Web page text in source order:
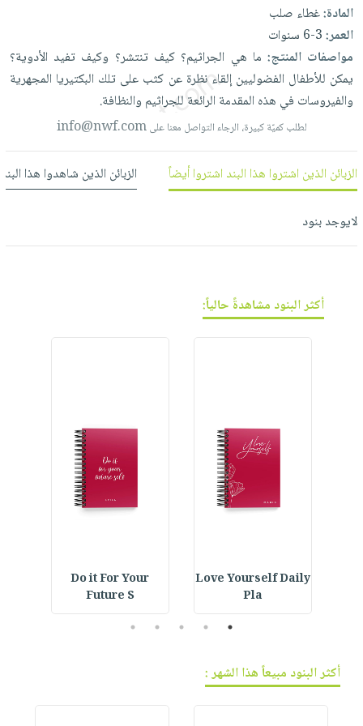
العناية
بالأسنان
الحمية
والتغذية
أدوات
المائدة
الأوعية
والتخزين
الأكثر
مبيعاً
العودة
للمدارس
اكسسوارات
اكسسوارات
منزلية
اكسسوارات
ملابس
مطرزات
حلي
عناية
بالذات
شحن
مجاني
بنود
مختارة
اشتراكات
الاشتراكات
صندوق
القراءة
iKitab
بلا
متقدم
نيل
الشركة
سياسة
الشركة
تواصل
لائحة
الأمنيات
المادة:غطاء صلب
العمر:3-6 سنوات
مواصفات المنتج: ما هي الجراثيم؟كيفتنتشر؟ وكيف تفيد الأدوية؟
يمكن للأطفال الفضوليينإلقاءنظرةعن كثب على تلك البكتيريا المجهرية
والفيروسات في هذه المقدمة الرائعة للجراثيم والنظافة.
لطلب كميّة كبيرة، الرجاء التواصل معنا علىinfo@nwf.com
الزبائن الذين اشتروا هذا البند اشتروا أيضاً الزبائن الذين شاهدوا هذا
لايوجد بنود
أكثر البنود مشاهدةً حالياً:
Love Yourself Daily
Pla
Do it For Your
Future S
1
2
3
4
5
أكثر البنود مبيعاً هذا الشهر :